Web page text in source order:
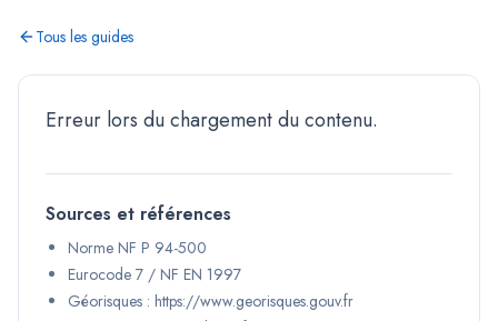
Tous les guides
Erreur lors du chargement du contenu.
Sources et références
Norme NF P 94-500
Eurocode 7 / NF EN 1997
Géorisques : https://www.georisques.gouv.fr